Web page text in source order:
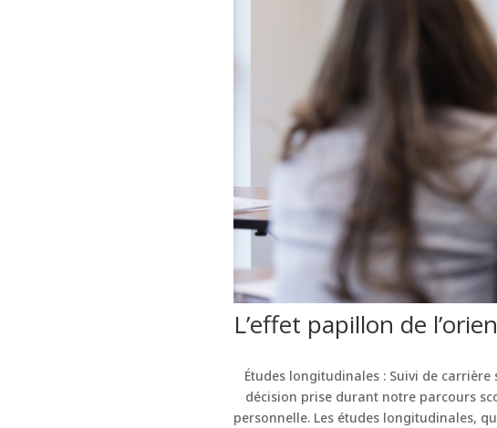
L’effet papillon de
Études longitudinales : Suivi de
décision prise durant notre parcours
personnelle. Les études longitudinales,